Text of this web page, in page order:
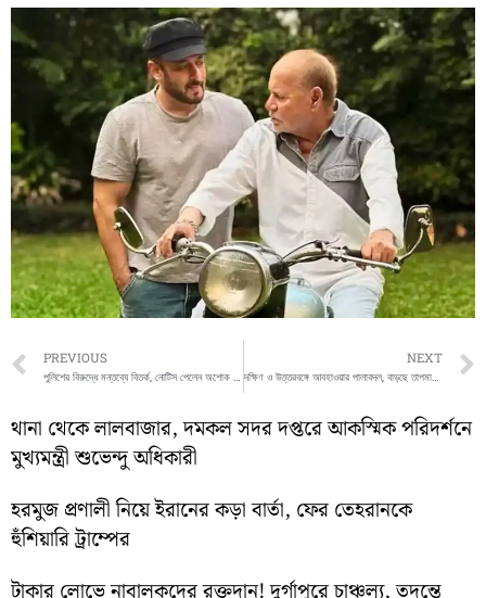
Prev
PREVIOUS NEXT
দক্ষিণ ও উত্তরবঙ্গে আবহাওয়ার পালাবদল, বাড়ছে তাপমাত্রা
থানা থেকে লালবাজার, দমকল সদর দপ্তরে আকস্মিক পরিদর্শনে
মুখ্যমন্ত্রী শুভেন্দু অধিকারী
হরমুজ প্রণালী নিয়ে ইরানের কড়া বার্তা, ফের তেহরানকে
হুঁশিয়ারি ট্রাম্পের